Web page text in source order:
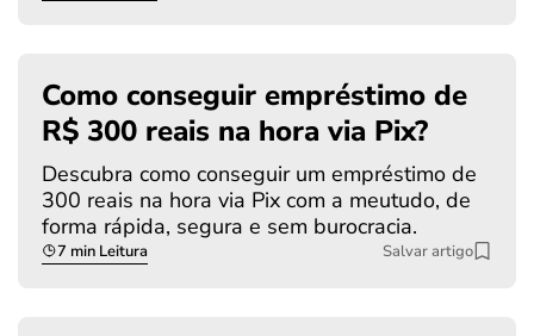
Como conseguir empréstimo de
R$ 300 reais na hora via Pix?
Descubra como conseguir um empréstimo de
300 reais na hora via Pix com a meutudo, de
forma rápida, segura e sem burocracia.
7 min Leitura Salvar artigo